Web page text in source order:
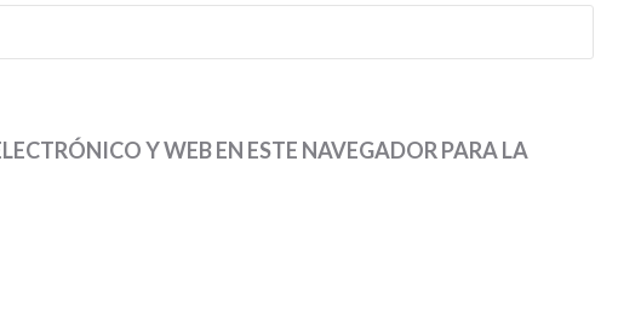
Y WEB EN ESTE NAVEGADOR PARA LA